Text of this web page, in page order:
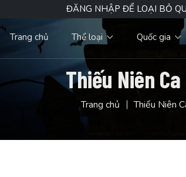
ĐĂNG NHẬP ĐỂ LOẠI BỎ
Trang chủ Thể loại Quốc gia
Thiếu Niên
Trang chủ Thiếu Niên